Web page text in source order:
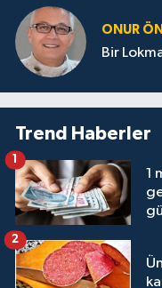
ONUR
Bir
Trend Haberler
1
1
2